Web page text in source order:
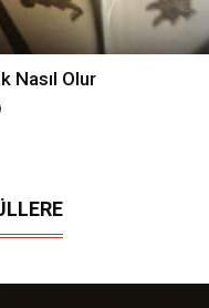
Nasıl Olur